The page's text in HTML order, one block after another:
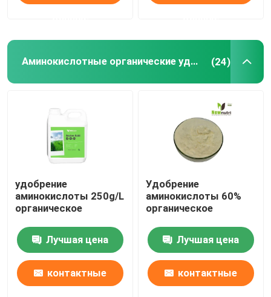
Удобрение гуминовой кислоты
жидкостное удобрение выдержки морской
Удобрение аминокислоты
Soluble порошок гуминовой кислоты
Порошок выдержки келпа
Аминокислотные органические удобрения (24)
удобрение
аминокислоты 250g/L
органическое
Лучшая цена
контактные
Удобрение
аминокислоты 60%
органическое
Лучшая цена
контактные